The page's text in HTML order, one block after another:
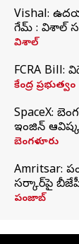
Vishal:
గేమ్ : విశాల్
విశాల్
FCRA
కేంద్ర ప్రభుత్వం
SpaceX:
ఇంజిన్‌
బెంగళూరు
Amritsar:
సర్కార్‌పై బీజేపీ
పంజాబ్